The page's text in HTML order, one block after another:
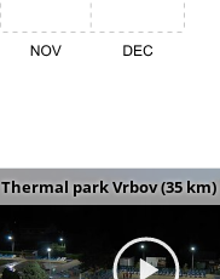
Thermal park Vrbov (35 km)